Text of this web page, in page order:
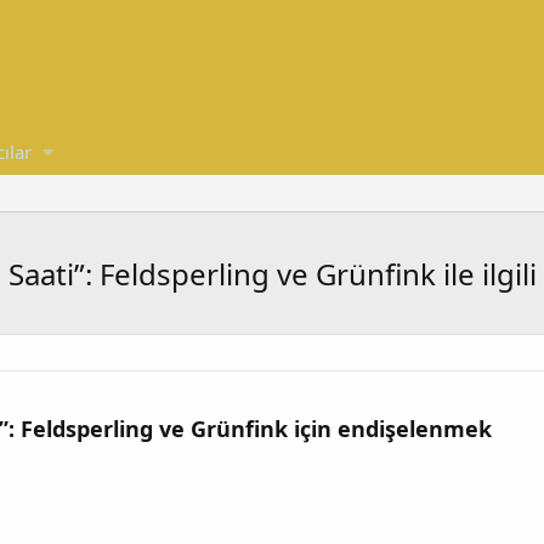
Saati”: Feldsperling ve Grünfink ile
Feldsperling ve Grünfink için endişelenmek